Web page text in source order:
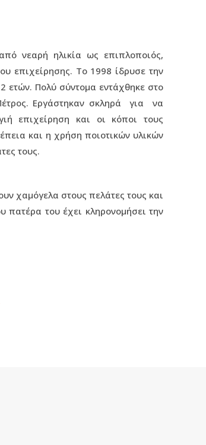
νεαρή ηλικία ως επιπλοποιός,
επιχείρησης. Το 1998 ίδρυσε την
ετών. Πολύ σύντομα εντάχθηκε στο
Εργάστηκαν σκληρά για να
επιχείρηση και οι κόποι τους
και η χρήση ποιοτικών υλικών
τους.
χαμόγελα στους πελάτες τους και
πατέρα του έχει κληρονομήσει την